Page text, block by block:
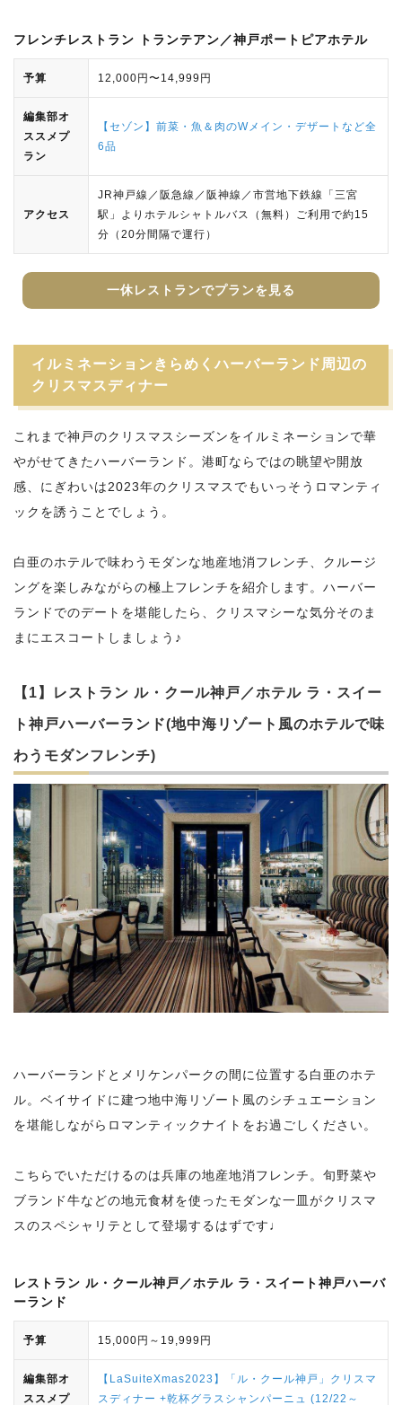
フレンチレストラン トランテアン／神戸ポートピアホテル
予算 12,000円〜14,999円
編集部オ
ススメプ
ラン
【セゾン】前菜・魚＆肉のWメイン・デザートなど全
6品
アクセス
JR神戸線／阪急線／阪神線／市営地下鉄線「三宮
駅」よりホテルシャトルバス（無料）ご利用で約15
分（20分間隔で運行）
一休レストランでプランを見る
イルミネーションきらめくハーバーランド周辺の
クリスマスディナー
これまで神戸のクリスマスシーズンをイルミネーションで華
やがせてきたハーバーランド。港町ならではの眺望や開放
感、にぎわいは2023年のクリスマスでもいっそうロマンティ
ックを誘うことでしょう。
白亜のホテルで味わうモダンな地産地消フレンチ、クルージ
ングを楽しみながらの極上フレンチを紹介します。ハーバー
ランドでのデートを堪能したら、クリスマシーな気分そのま
まにエスコートしましょう♪
【1】レストラン ル・クール神戸／ホテル ラ・スイー
ト神戸ハーバーランド(地中海リゾート風のホテルで味
わうモダンフレンチ)
ハーバーランドとメリケンパークの間に位置する白亜のホテ
ル。ベイサイドに建つ地中海リゾート風のシチュエーション
を堪能しながらロマンティックナイトをお過ごしください。
こちらでいただけるのは兵庫の地産地消フレンチ。旬野菜や
ブランド牛などの地元食材を使ったモダンな一皿がクリスマ
スのスペシャリテとして登場するはずです♩
レストラン ル・クール神戸／ホテル ラ・スイート神戸ハーバ
ーランド
予算 15,000円～19,999円
編集部オ
ススメプ
【LaSuiteXmas2023】「ル・クール神戸」クリスマ
スディナー +乾杯グラスシャンパーニュ (12/22～